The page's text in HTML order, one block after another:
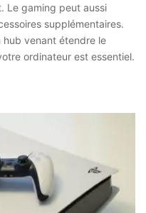
Le gaming peut aussi
supplémentaires.
hub venant étendre le
ordinateur est essentiel.